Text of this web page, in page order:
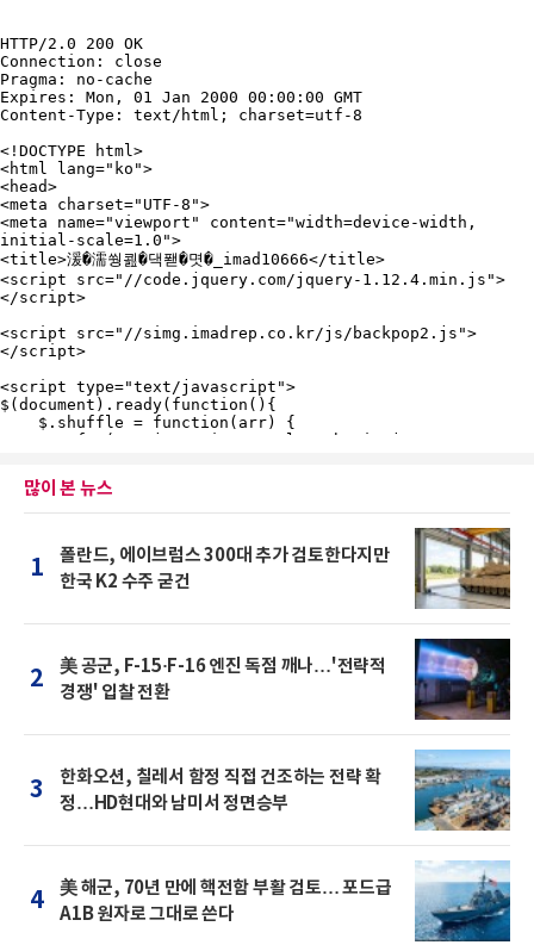
많이 본 뉴스
1
폴란드, 에이브럼스 300대 추가 검토한다지만
한국 K2 수주 굳건
2
美 공군, F-15·F-16 엔진 독점 깨나…'전략적
경쟁' 입찰 전환
3
한화오션, 칠레서 함정 직접 건조하는 전략 확
정…HD현대와 남미서 정면승부
4
美 해군, 70년 만에 핵전함 부활 검토… 포드급
A1B 원자로 그대로 쓴다